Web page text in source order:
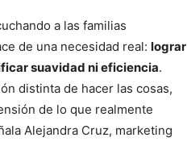
a las familias
de una necesidad real: lograr
suavidad ni eficiencia.
distinta de hacer las cosas,
de lo que realmente
Alejandra Cruz, marketing